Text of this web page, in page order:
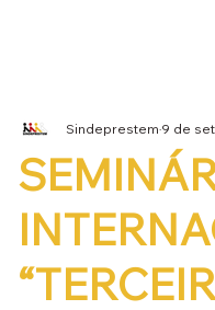
Sindeprestem9 de